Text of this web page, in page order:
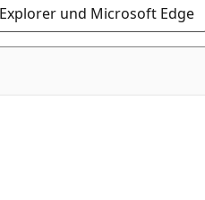
und Microsoft Edge